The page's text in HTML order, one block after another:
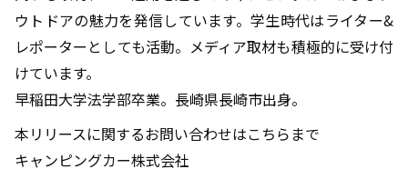
ウトドアの魅力を発信しています。学生時代はライター&
レポーターとしても活動。メディア取材も積極的に受け付
けています。
早稲田大学法学部卒業。長崎県長崎市出身。
本リリースに関するお問い合わせはこちらまで
キャンピングカー株式会社